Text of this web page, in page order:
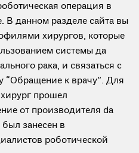
операция в
В данном разделе сайта вы
хирургов, которые
системы да
рака, и связаться с
к врачу”. Для
прошел
от производителя da
занесен в
роботической